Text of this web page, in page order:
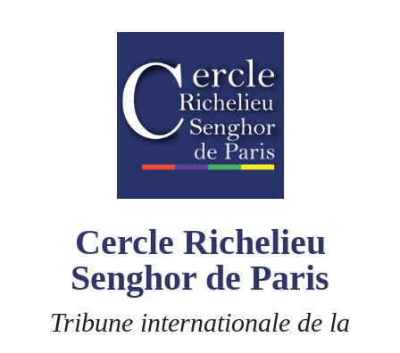
Cercle Richelieu
Senghor de Paris
Tribune internationale de la